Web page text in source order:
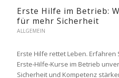
Erste Hilfe im Betrieb:
für mehr Sicherheit
ALLGEMEIN
Erste Hilfe rettet Leben. Erfahren
Erste‑Hilfe‑Kurse im Betrieb
Sicherheit und Kompetenz